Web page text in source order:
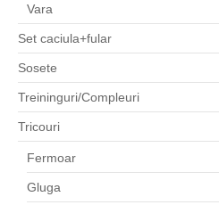
Vara
Set caciula+fular
Sosete
Treininguri/Compleuri
Tricouri
Fermoar
Gluga